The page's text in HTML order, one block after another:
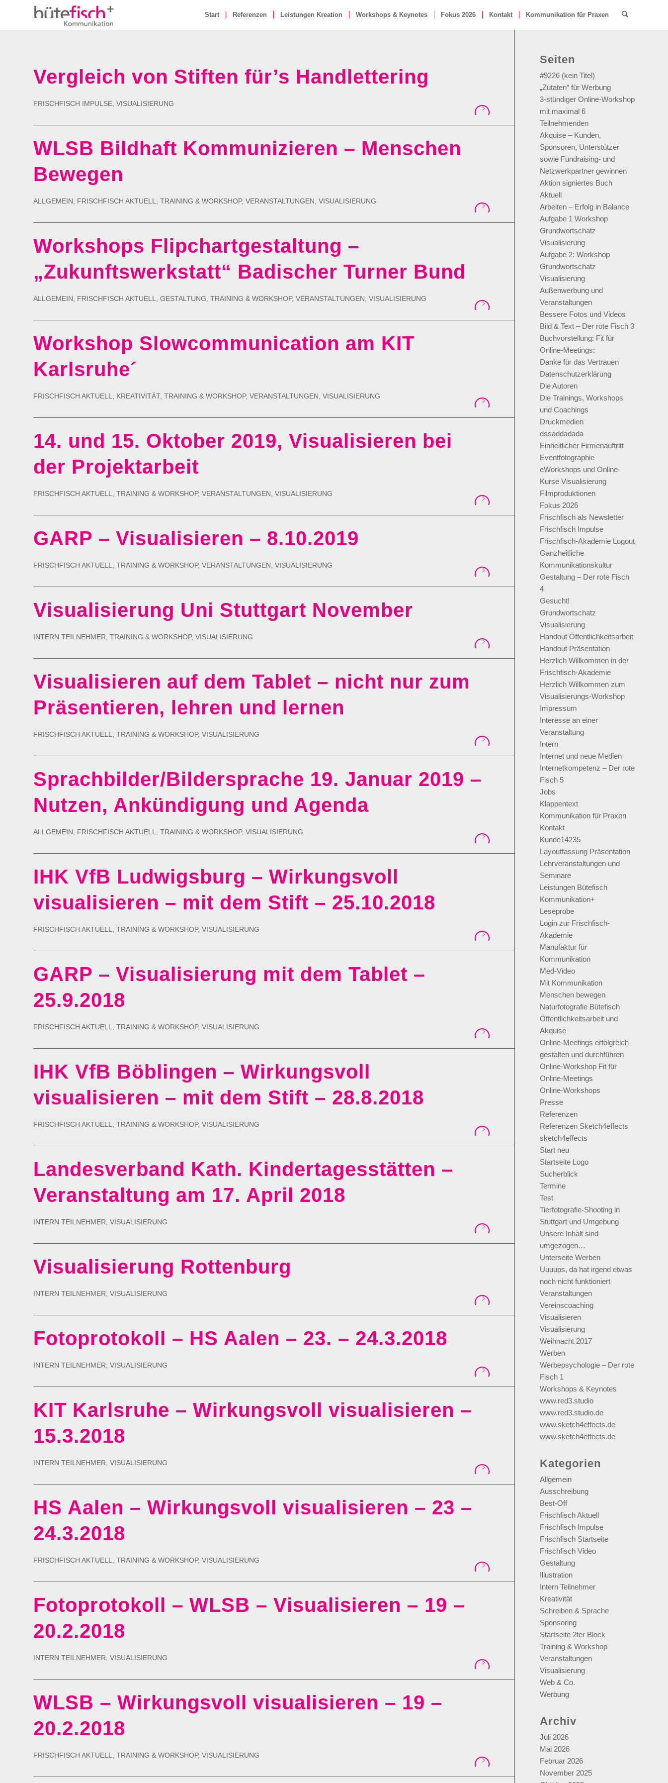
Start Referenzen Leistungen Kreation Workshops & Keynotes Fokus 2026 Kontakt Kommunikation für Praxen
Vergleich von Stiften für’s Handlettering
FRISCHFISCH IMPULSE, VISUALISIERUNG
WLSB Bildhaft Kommunizieren – Menschen
Bewegen
ALLGEMEIN , FRISCHFISCH AKTUELL, TRAINING & WORKSHOP, VERANSTALTUNGEN , VISUALISIERUNG
Workshops Flipchartgestaltung –
„Zukunftswerkstatt“ Badischer Turner Bund
ALLGEMEIN , FRISCHFISCH AKTUELL, GESTALTUNG, TRAINING & WORKSHOP, VERANSTALTUNGEN , VISUALISIERUNG
Workshop Slowcommunication am KIT
Karlsruhe´
FRISCHFISCH AKTUELL, KREATIVITÄT, TRAINING & WORKSHOP, VERANSTALTUNGEN , VISUALISIERUNG
14. und 15. Oktober 2019, Visualisieren bei
der Projektarbeit
FRISCHFISCH AKTUELL, TRAINING & WORKSHOP, VERANSTALTUNGEN , VISUALISIERUNG
GARP – Visualisieren – 8.10.2019
FRISCHFISCH AKTUELL, TRAINING & WORKSHOP, VERANSTALTUNGEN , VISUALISIERUNG
Visualisierung Uni Stuttgart November
INTERN TEILNEHMER, TRAINING & WORKSHOP, VISUALISIERUNG
Visualisieren auf dem Tablet – nicht nur zum
Präsentieren, lehren und lernen
FRISCHFISCH AKTUELL, TRAINING & WORKSHOP, VISUALISIERUNG
Sprachbilder/Bildersprache 19. Januar 2019 –
Nutzen, Ankündigung und Agenda
ALLGEMEIN , FRISCHFISCH AKTUELL, TRAINING & WORKSHOP, VISUALISIERUNG
IHK VfB Ludwigsburg – Wirkungsvoll
visualisieren – mit dem Stift – 25.10.2018
FRISCHFISCH AKTUELL, TRAINING & WORKSHOP, VISUALISIERUNG
GARP – Visualisierung mit dem Tablet –
25.9.2018
FRISCHFISCH AKTUELL, TRAINING & WORKSHOP, VISUALISIERUNG
IHK VfB Böblingen – Wirkungsvoll
visualisieren – mit dem Stift – 28.8.2018
FRISCHFISCH AKTUELL, TRAINING & WORKSHOP, VISUALISIERUNG
Landesverband Kath. Kindertagesstätten –
Veranstaltung am 17. April 2018
INTERN TEILNEHMER, VISUALISIERUNG
Visualisierung Rottenburg
INTERN TEILNEHMER, VISUALISIERUNG
Fotoprotokoll – HS Aalen – 23. – 24.3.2018
INTERN TEILNEHMER, VISUALISIERUNG
KIT Karlsruhe – Wirkungsvoll visualisieren –
15.3.2018
INTERN TEILNEHMER, VISUALISIERUNG
HS Aalen – Wirkungsvoll visualisieren – 23 –
24.3.2018
FRISCHFISCH AKTUELL, TRAINING & WORKSHOP, VISUALISIERUNG
Fotoprotokoll – WLSB – Visualisieren – 19 –
20.2.2018
INTERN TEILNEHMER, VISUALISIERUNG
WLSB – Wirkungsvoll visualisieren – 19 –
20.2.2018
FRISCHFISCH AKTUELL, TRAINING & WORKSHOP, VISUALISIERUNG
Seiten
#9226 (kein Titel)
„Zutaten“ für Werbung
3-stündiger Online-Workshop
mit maximal 6
Teilnehmenden
Akquise – Kunden,
Sponsoren, Unterstützer
sowie Fundraising- und
Netzwerkpartner gewinnen
Aktion signiertes Buch
Aktuell
Arbeiten – Erfolg in Balance
Aufgabe 1 Workshop
Grundwortschatz
Visualisierung
Aufgabe 2: Workshop
Grundwortschatz
Visualisierung
Außenwerbung und
Veranstaltungen
Bessere Fotos und Videos
Bild & Text – Der rote Fisch 3
Buchvorstellung: Fit für
Online-Meetings:
Danke für das Vertrauen
Datenschutzerklärung
Die Autoren
Die Trainings, Workshops
und Coachings
Druckmedien
dssaddadada
Einheitlicher Firmenauftritt
Eventfotographie
eWorkshops und Online-
Kurse Visualisierung
Filmproduktionen
Fokus 2026
Frischfisch als Newsletter
Frischfisch Impulse
Frischfisch-Akademie Logout
Ganzheitliche
Kommunikationskultur
Gestaltung – Der rote Fisch
4
Gesucht!
Grundwortschatz
Visualisierung
Handout Öffentlichkeitsarbeit
Handout Präsentation
Herzlich Willkommen in der
Frischfisch-Akademie
Herzlich Willkommen zum
Visualisierungs-Workshop
Impressum
Interesse an einer
Veranstaltung
Intern
Internet und neue Medien
Internetkompetenz – Der rote
Fisch 5
Jobs
Klappentext
Kommunikation für Praxen
Kontakt
Kunde14235
Layoutfassung Präsentation
Lehrveranstaltungen und
Seminare
Leistungen Bütefisch
Kommunikation+
Leseprobe
Login zur Frischfisch-
Akademie
Manufaktur für
Kommunikation
Med-Video
Mit Kommunikation
Menschen bewegen
Naturfotografie Bütefisch
Öffentlichkeitsarbeit und
Akquise
Online-Meetings erfolgreich
gestalten und durchführen
Online-Workshop Fit für
Online-Meetings
Online-Workshops
Presse
Referenzen
Referenzen Sketch4effects
sketch4effects
Start neu
Startseite Logo
Sucherblick
Termine
Test
Tierfotografie-Shooting in
Stuttgart und Umgebung
Unsere Inhalt sind
umgezogen…
Unterseite Werben
Uuuups, da hat irgend etwas
noch nicht funktioniert
Veranstaltungen
Vereinscoaching
Visualisieren
Visualisierung
Weihnacht 2017
Werben
Werbepsychologie – Der rote
Fisch 1
Workshops & Keynotes
www.red3.studio
www.red3.studio.de
www.sketch4effects.de
www.sketch4effects.de
Kategorien
Allgemein
Ausschreibung
Best-Off
Frischfisch Aktuell
Frischfisch Impulse
Frischfisch Startseite
Frischfisch Video
Gestaltung
Illustration
Intern Teilnehmer
Kreativität
Schreiben & Sprache
Sponsoring
Startseite 2ter Block
Training & Workshop
Veranstaltungen
Visualisierung
Web & Co.
Werbung
Archiv
Juli 2026
Mai 2026
Februar 2026
November 2025